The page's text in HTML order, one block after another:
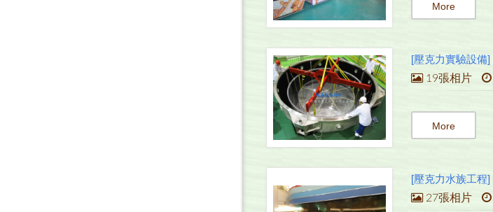
More
[壓克力實驗設備]
19張相片
More
[壓克力水族工程]
27張相片